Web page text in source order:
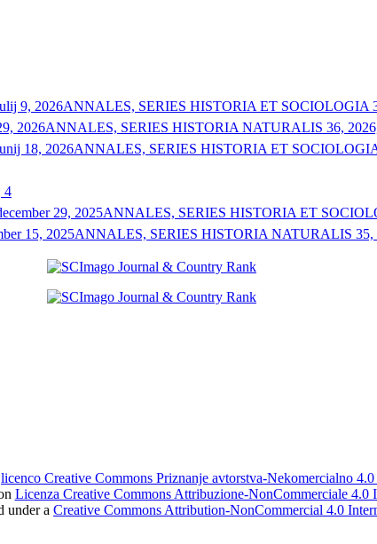
9, 2026ANNALES, SERIES HISTORIA ET SOCIOLOGIA
2026ANNALES, SERIES HISTORIA NATURALIS 36,
18, 2026ANNALES, SERIES HISTORIA ET SOCIOLOGIA
4
29, 2025ANNALES, SERIES HISTORIA ET
15, 2025ANNALES, SERIES HISTORIA NATURALIS 35,
licenco Creative Commons Priznanje avtorstva-Nekomercialno
Licenza Creative Commons Attribuzione-NonCommerciale 4.0
under a Creative Commons Attribution-NonCommercial 4.0